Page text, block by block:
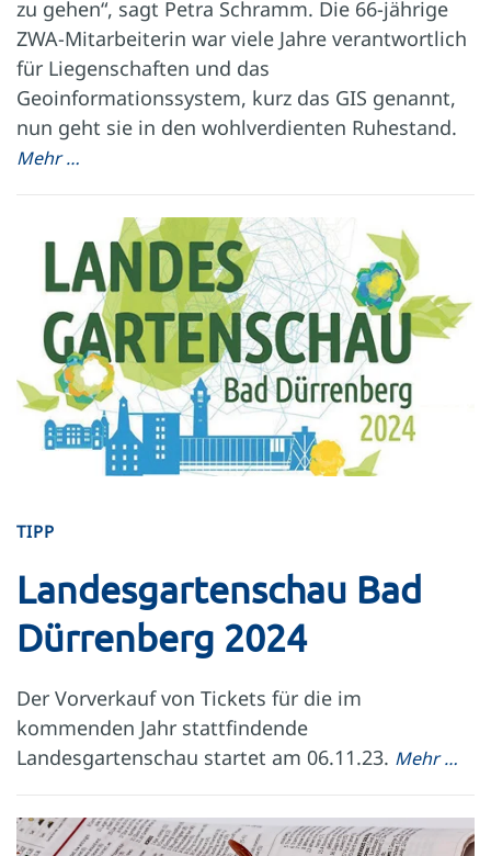
zu gehen“, sagt Petra Schramm. Die 66-jährige
ZWA-Mitarbeiterin war viele Jahre verantwortlich
für Liegenschaften und das
Geoinformationssystem, kurz das GIS genannt,
nun geht sie in den wohlverdienten Ruhestand.
Mehr …
TIPP
Landesgartenschau Bad
Dürrenberg 2024
Der Vorverkauf von Tickets für die im
kommenden Jahr stattfindende
Landesgartenschau startet am 06.11.23. Mehr …